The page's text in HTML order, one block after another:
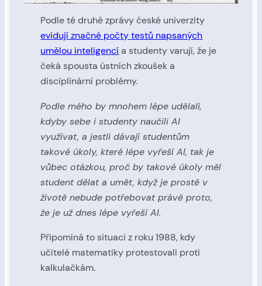
Podle té druhé zprávy české univerzity
evidují značné počty testů napsaných
umělou inteligencía studenty varují, že je
čeká spousta ústních zkoušek a
disciplinární problémy.
Podle mého by mnohem lépe udělali,
kdyby sebe i studenty naučili AI
využívat, a jestli dávají studentům
takové úkoly, které lépe vyřeší AI, tak je
vůbec otázkou, proč by takové úkoly měl
student dělat a umět, když je prostě v
životě nebude potřebovat právě proto,
že je už dnes lépe vyřeší AI.
Připomíná to situaci z roku 1988, kdy
učitelé matematiky protestovali proti
kalkulačkám.